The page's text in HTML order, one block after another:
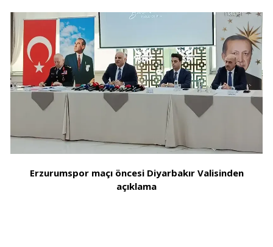
Erzurumspor maçı öncesi Diyarbakır Valisinden
açıklama